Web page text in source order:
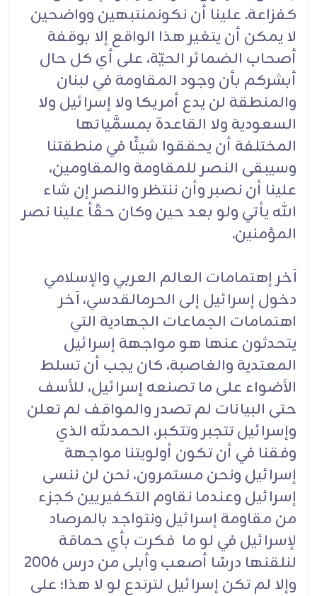
كفزاعة. علينا أن نكونمنتبهين وواضحين
لا يمكن أن يتغير هذا الواقع إلا بوقفة
أصحاب الضمائر الحيّة، على أي كل حال
أبشركم بأن وجود المقاومة في لبنان
والمنطقة لن يدع أمريكا ولا إسرائيل ولا
السعودية ولا القاعدة بمسمَّياتها
المختلفة أن يحققوا شيئًا في منطقتنا
وسيبقى النصر للمقاومة والمقاومين،
علينا أن نصبر وأن ننتظر والنصر إن شاء
الله يأتي ولو بعد حين وكان حقًأ علينا نصر
المؤمنين.
آخر إهتمامات العالم العربي والإسلامي
دخول إسرائيل إلى الحرمالقدسي، آخر
اهتمامات الجماعات الجهادية التي
يتحدثون عنها هو مواجهة إسرائيل
المعتدية والغاصبة، كان يجب أن تسلط
الأضواء على ما تصنعه إسرائيل، للأسف
حتى البيانات لم تصدر والمواقف لم تعلن
وإسرائيل تتجبر وتتكبر، الحمدلله الذي
وفقنا في أن تكون أولويتنا مواجهة
إسرائيل ونحن مستمرون، نحن لن ننسى
إسرائيل وعندما نقاوم التكفيريين كجزء
من مقاومة إسرائيل ونتواجد بالمرصاد
لإسرائيل في لو ما فكرت بأي حماقة
لنلقنها درسًا أصعب وأبلى من درس 2006
وإلا لم تكن إسرائيل لترتدع لو لا هذا؛ على